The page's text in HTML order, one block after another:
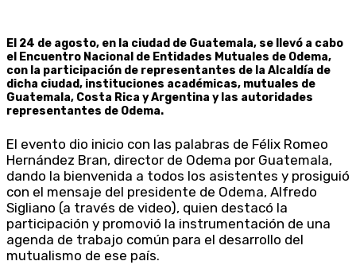
El 24 de agosto, en la ciudad de Guatemala, se llevó a cabo
el Encuentro Nacional de Entidades Mutuales de Odema,
con la participación de representantes de la Alcaldía de
dicha ciudad, instituciones académicas, mutuales de
Guatemala, Costa Rica y Argentina y las autoridades
representantes de Odema.
El evento dio inicio con las palabras de Félix Romeo
Hernández Bran, director de Odema por Guatemala,
dando la bienvenida a todos los asistentes y prosiguió
con el mensaje del presidente de Odema, Alfredo
Sigliano (a través de video), quien destacó la
participación y promovió la instrumentación de una
agenda de trabajo común para el desarrollo del
mutualismo de ese país.